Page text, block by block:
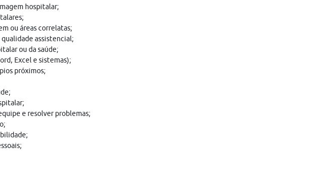
hospitalar;
ou áreas correlatas;
assistencial;
ou da saúde;
Excel e sistemas);
próximos;
e resolver problemas;